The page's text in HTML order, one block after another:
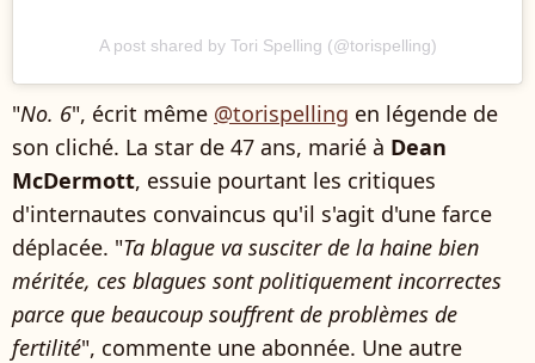
A post shared by Tori Spelling (@torispelling)
"No. 6", écrit même @torispelling en légende de
son cliché. La star de 47 ans, marié à Dean
McDermott, essuie pourtant les critiques
d'internautes convaincus qu'il s'agit d'une farce
déplacée. "Ta blague va susciter de la haine bien
méritée, ces blagues sont politiquement incorrectes
parce que beaucoup souffrent de problèmes de
fertilité", commente une abonnée. Une autre